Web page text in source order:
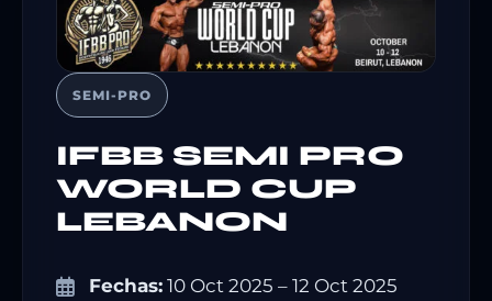
SEMI-PRO
IFBB SEMI PRO
WORLD CUP
LEBANON
Fechas: 10 Oct 2025 – 12 Oct 2025